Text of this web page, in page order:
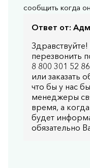
сообщить когда
Ответ от:
перезвонить
8 800 301 52
или заказать
что бы у нас
менеджеры
время, а
будет
обязательно